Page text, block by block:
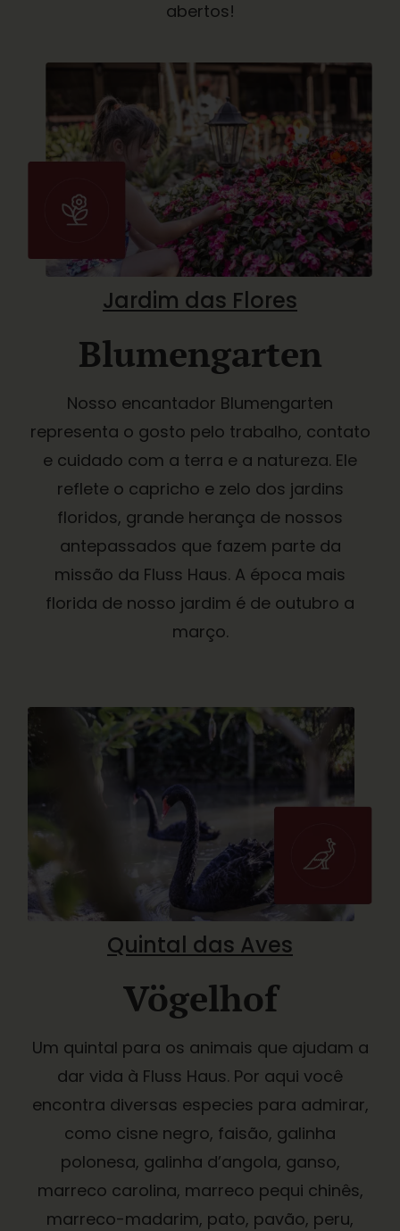
abertos!
Jardim das Flores
Blumengarten
Nosso encantador Blumengarten
representa o gosto pelo trabalho, contato
e cuidado com a terra e a natureza. Ele
reflete o capricho e zelo dos jardins
floridos, grande herança de nossos
antepassados que fazem parte da
missão da Fluss Haus. A época mais
florida de nosso jardim é de outubro a
março.
Quintal das Aves
Vögelhof
Um quintal para os animais que ajudam a
dar vida à Fluss Haus. Por aqui você
encontra diversas especies para admirar,
como cisne negro, faisão, galinha
polonesa, galinha d’angola, ganso,
marreco carolina, marreco pequi chinês,
marreco-madarim, pato, pavão, peru,